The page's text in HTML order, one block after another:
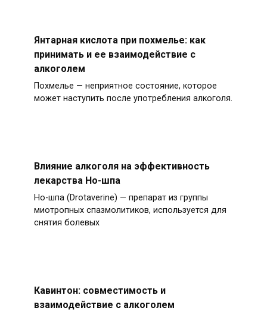
Янтарная кислота при похмелье: как
принимать и ее взаимодействие с
алкоголем
Похмелье — неприятное состояние, которое
может наступить после употребления алкоголя.
Влияние алкоголя на эффективность
лекарства Но-шпа
Но-шпа (Drotaverine) — препарат из группы
миотропных спазмолитиков, используется для
снятия болевых
Кавинтон: совместимость и
взаимодействие с алкоголем